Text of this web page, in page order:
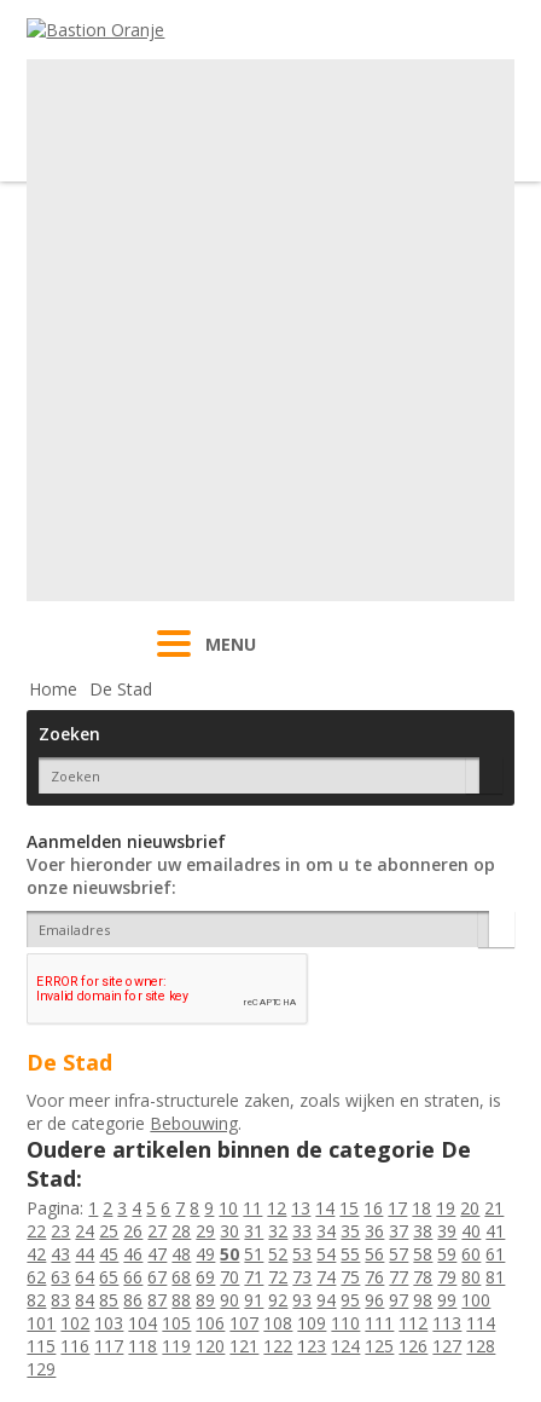
MENU
Home
De Stad
Zoeken
Aanmelden nieuwsbrief
Voer hieronder uw emailadres in om u te abonneren op
onze nieuwsbrief:
De Stad
Voor meer infra-structurele zaken, zoals wijken en straten, is
er de categorie Bebouwing.
Oudere artikelen binnen de categorie De
Stad:
Pagina: 1 2 3 4 5 6 7 8 9 10 11 12 13 14 15 16 17 18 19 20 21
22 23 24 25 26 27 28 29 30 31 32 33 34 35 36 37 38 39 40 41
42 43 44 45 46 47 48 49 50 51 52 53 54 55 56 57 58 59 60 61
62 63 64 65 66 67 68 69 70 71 72 73 74 75 76 77 78 79 80 81
82 83 84 85 86 87 88 89 90 91 92 93 94 95 96 97 98 99 100
101 102 103 104 105 106 107 108 109 110 111 112 113 114
115 116 117 118 119 120 121 122 123 124 125 126 127 128
129